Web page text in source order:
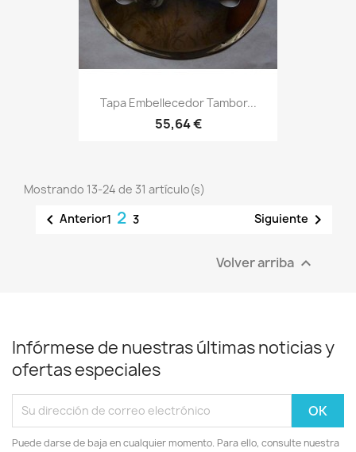
Tapa Embellecedor Tambor...
55,64 €
Mostrando 13-24 de 31 artículo(s)
 Anterior1 2 3 Siguiente 
Volver arriba 
Infórmese de nuestras últimas noticias y
ofertas especiales
Puede darse de baja en cualquier momento. Para ello, consulte nuestra